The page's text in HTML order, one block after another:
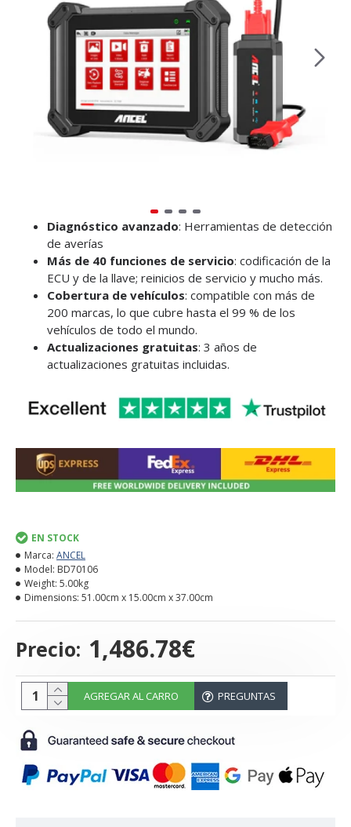
Diagnóstico avanzado: Herramientas de detección
de averías
Más de 40 funciones de servicio: codificación de la
ECU y de la llave; reinicios de servicio y mucho más.
Cobertura de vehículos: compatible con más de
200 marcas, lo que cubre hasta el 99 % de los
vehículos de todo el mundo.
Actualizaciones gratuitas: 3 años de
actualizaciones gratuitas incluidas.
Precio: 1,486.78€
EN STOCK
Marca: ANCEL
Model: BD70106
Weight: 5.00kg
Dimensions: 51.00cm x 15.00cm x 37.00cm
AGREGAR AL CARRO PREGUNTAS